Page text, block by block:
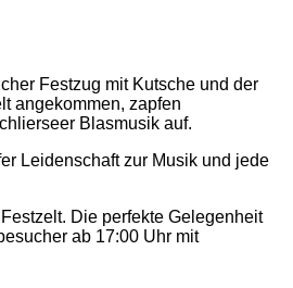
Festzug mit Kutsche und der
angekommen, zapfen
Blasmusik auf.
Leidenschaft zur Musik und jede
Die perfekte Gelegenheit
ab 17:00 Uhr mit